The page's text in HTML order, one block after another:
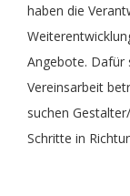
haben die
Angebote. Dafür
Vereinsarbeit
suchen
Schritte in